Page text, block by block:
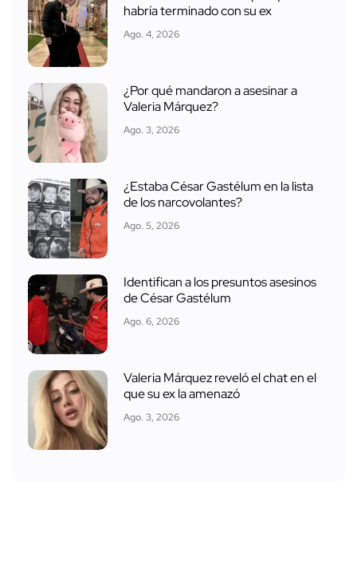
habría terminado con su ex
Ago. 4, 2026
¿Por qué mandaron a asesinar a
Valeria Márquez?
Ago. 3, 2026
¿Estaba César Gastélum en la lista
de los narcovolantes?
Ago. 5, 2026
Identifican a los presuntos asesinos
de César Gastélum
Ago. 6, 2026
Valeria Márquez reveló el chat en el
que su ex la amenazó
Ago. 3, 2026